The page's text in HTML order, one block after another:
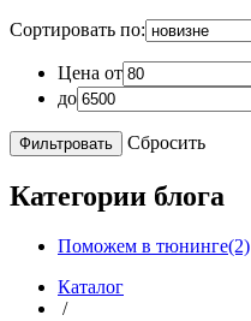
Сортировать по:
Цена от
до
Сбросить
Категории блога
Поможем в тюнинге(2)
Каталог
/